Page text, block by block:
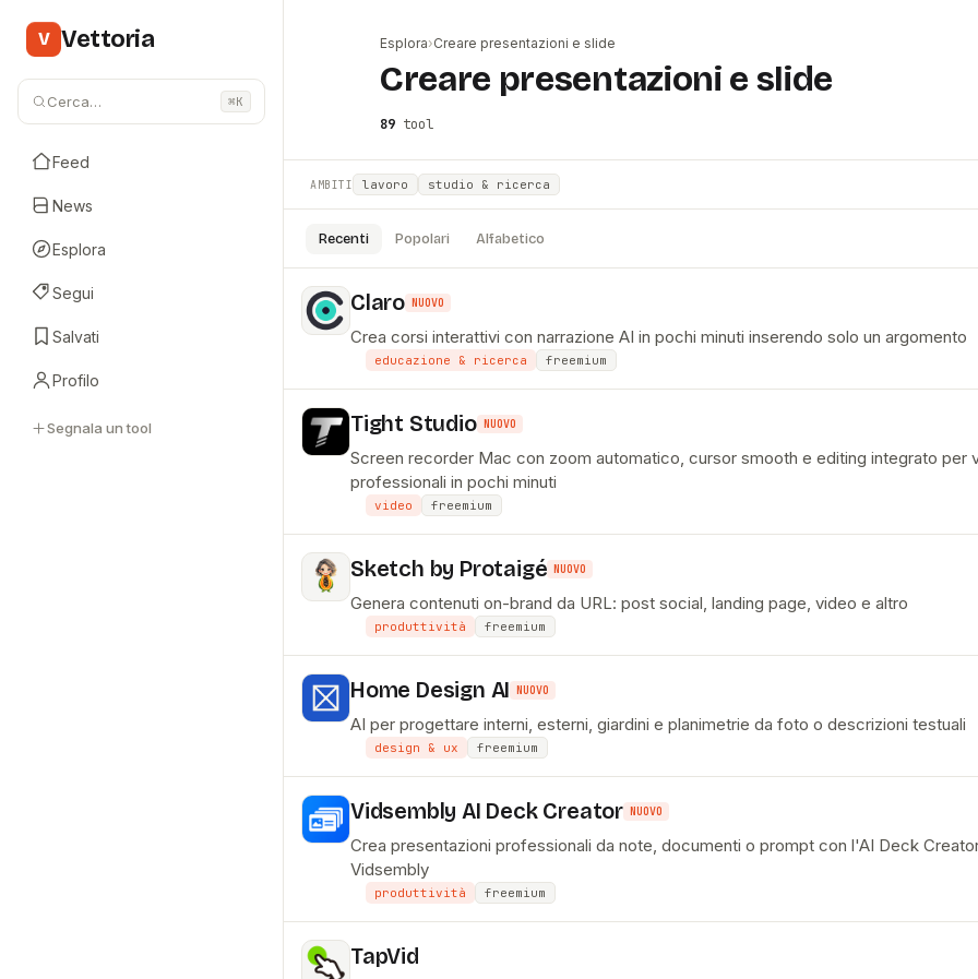
V Vettoria
Cerca… ⌘K
Feed
News
Esplora
Segui
Salvati
Profilo
Segnala un tool
Esplora›Creare presentazioni e slide
Creare presentazioni e slide
89 tool
AMBITI lavoro studio & ricerca
Recenti Popolari Alfabetico
Claro NUOVO
Crea corsi interattivi con narrazione AI in pochi minuti inserendo solo un argomento
educazione & ricerca freemium
Tight Studio NUOVO
Screen recorder Mac con zoom automatico, cursor smooth e editing integrato per
professionali in pochi minuti
video freemium
Sketch by Protaigé NUOVO
Genera contenuti on-brand da URL: post social, landing page, video e altro
produttività freemium
Home Design AI NUOVO
AI per progettare interni, esterni, giardini e planimetrie da foto o descrizioni testuali
design & ux freemium
Vidsembly AI Deck Creator NUOVO
Crea presentazioni professionali da note, documenti o prompt con l'AI Deck
Vidsembly
produttività freemium
TapVid